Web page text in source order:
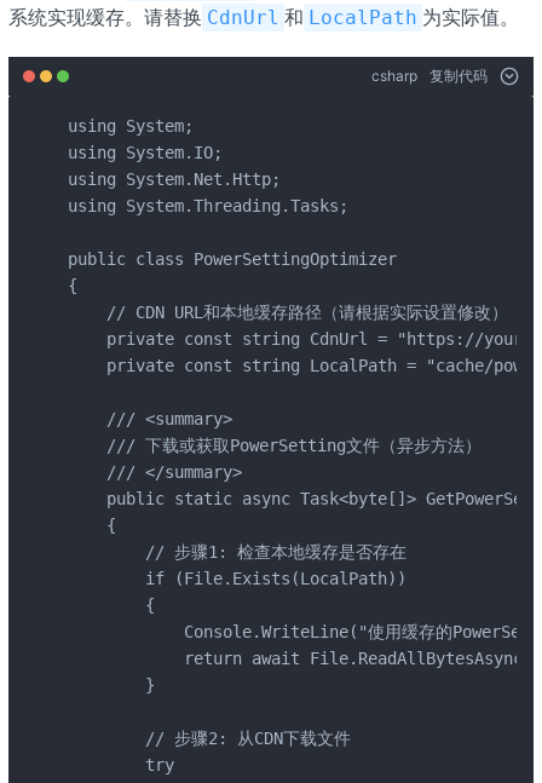
系统实现缓存。请替换 CdnUrl 和 LocalPath 为实际值。
csharp 复制代码
using System;
using System.IO;
using System.Net.Http;
using System.Threading.Tasks;
public class PowerSettingOptimizer
{
    // CDN URL和本地缓存路径（请根据实际设置修改）
private const string CdnUrl = "https://
private const string LocalPath = "cache/
    /// <summary>
    /// 下载或获取PowerSetting文件（异步方法）
    /// </summary>
public static async Task<byte[]>
    {
        // 步骤1: 检查本地缓存是否存在
        if (File.Exists(LocalPath))
        {
Console.WriteLine("使用缓存的
return await
        }
        // 步骤2: 从CDN下载文件
        try